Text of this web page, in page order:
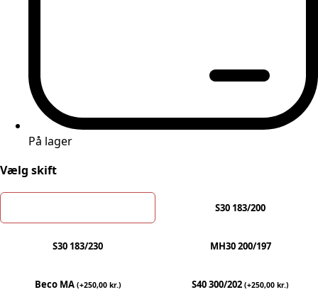
På lager
Vælg skift
S30 183/200
S30 183/230 MH30 200/197
Beco MA (+250,00 kr.) S40 300/202 (+250,00 kr.)